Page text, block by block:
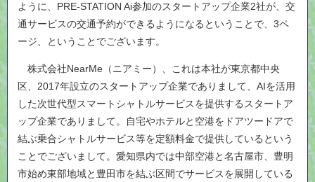
ように、PRE-STATION Ai参加のスタートアップ企業2社が、交
通サービスの交通予約ができるようになるということで、3ペ
ージ、ということでございます。
株式会社NearMe（ニアミー）、これは本社が東京都中央
区、2017年設立のスタートアップ企業でありまして、AIを活用
した次世代型スマートシャトルサービスを提供するスタートア
ップ企業でありまして。自宅やホテルと空港をドアツードアで
結ぶ乗合シャトルサービス等を定額料金で提供しているという
ことでございまして。愛知県内では中部空港と名古屋市、豊明
市始め東部地域と豊田市を結ぶ区間でサービスを展開している